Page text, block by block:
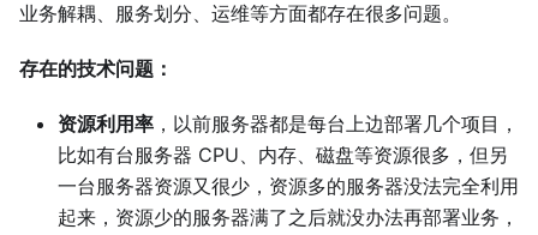
业务解耦、服务划分、运维等方面都存在很多问题。
存在的技术问题：
资源利用率 ，以前服务器都是每台上边部署几个项目，
比如有台服务器 CPU、内存、磁盘等资源很多，但另
一台服务器资源又很少，资源多的服务器没法完全利用
起来，资源少的服务器满了之后就没办法再部署业务，